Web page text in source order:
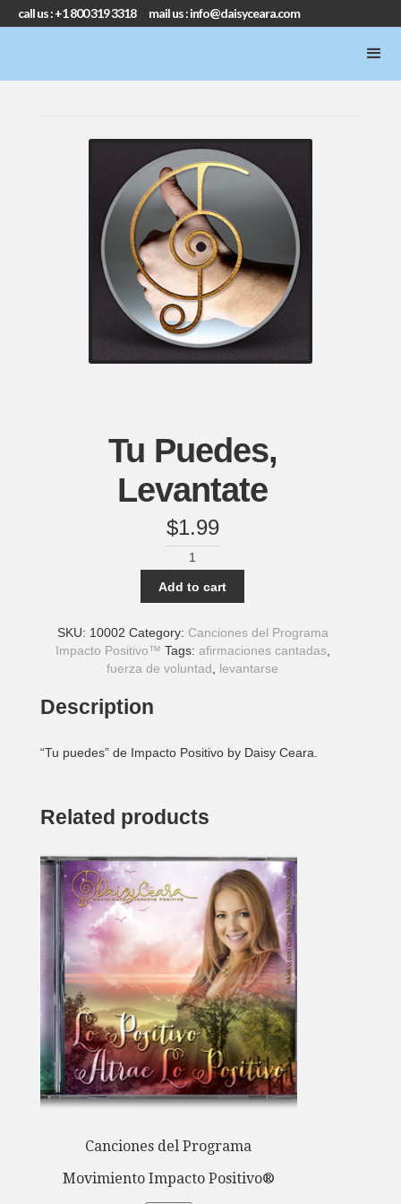
call us : +1 800 319 3318 mail us : info@daisyceara.com
Tu Puedes,
Levantate
$1.99
Add to cart
SKU: 10002 Category: Canciones del Programa
Impacto Positivo™ Tags: afirmaciones cantadas,
fuerza de voluntad
levantarse
Description
“Tu puedes” de Impacto Positivo by Daisy Ceara.
Related products
Canciones del Programa
Movimiento Impacto Positivo®